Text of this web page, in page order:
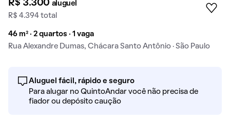
R$ 3.300 aluguel
R$ 4.394 total
46 m² · 2 quartos · 1 vaga
Rua Alexandre Dumas, Chácara Santo Antônio · São Paulo
Aluguel fácil, rápido e seguro
Para alugar no QuintoAndar você não precisa de
fiador ou depósito caução